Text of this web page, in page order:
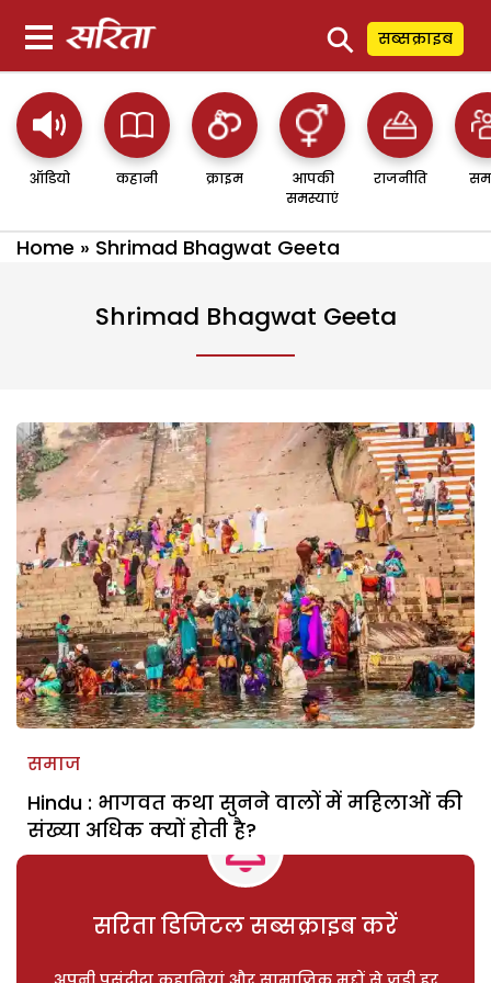
⚲ सब्सक्राइब
ऑडियो कहानी क्राइम
आपकी
समस्याएं
राजनीति
Home » Shrimad Bhagwat Geeta
Shrimad Bhagwat Geeta
समाज
Hindu : भागवत कथा सुनने वालों में महिलाओं की
संख्या अधिक क्यों होती है?
सरिता डिजिटल सब्सक्राइब करें